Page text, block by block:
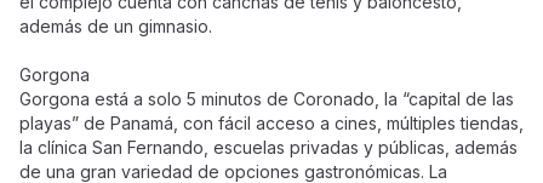
además de un gimnasio.
Gorgona
Gorgona está a solo 5 minutos de Coronado, la “capital de las
playas” de Panamá, con fácil acceso a cines, múltiples tiendas,
la clínica San Fernando, escuelas privadas y públicas, además
de una gran variedad de opciones gastronómicas. La